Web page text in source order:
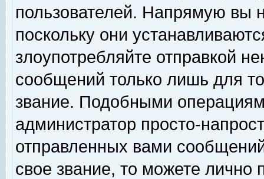
пользователей. Напрямую вы
поскольку они
злоупотребляйте отправкой
сообщений только лишь для
звание. Подобными
администратор просто-
отправленных вами
свое звание, то можете лично